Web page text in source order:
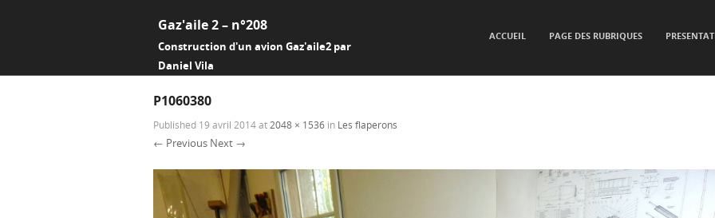
Gaz'aile 2 – n°208
Construction d'un avion Gaz'aile2 par
Daniel Vila
ACCUEIL PAGE DES RUBRIQUES
P1060380
Published 19 avril 2014at 2048 × 1536 in Les flaperons
← Previous Next →